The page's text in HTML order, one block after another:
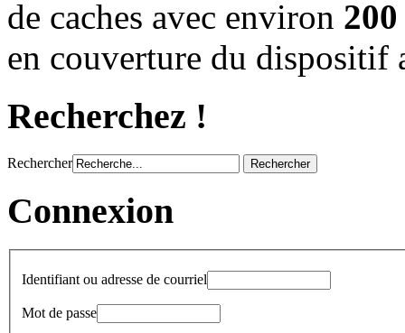
de caches avec environ
en couverture du dispositif
Recherchez !
Rechercher
Connexion
Identifiant ou adresse de courriel
Mot de passe